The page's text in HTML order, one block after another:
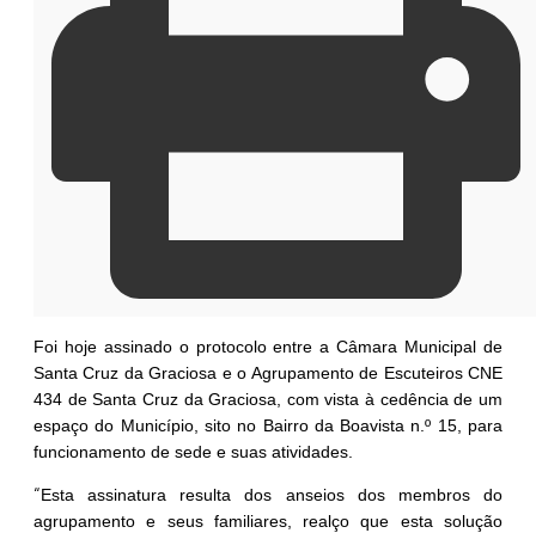
Foi hoje assinado o protocolo entre a Câmara Municipal de
Santa Cruz da Graciosa e o Agrupamento de Escuteiros CNE
434 de Santa Cruz da Graciosa, com vista à cedência de um
espaço do Município, sito no Bairro da Boavista n.º 15, para
funcionamento de sede e suas atividades.
“Esta assinatura resulta dos anseios dos membros do
agrupamento e seus familiares, realço que esta solução